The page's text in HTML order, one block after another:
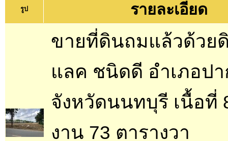
รูป รายละเอียด
ขายที่ดินถมแล้วด้วย
แลค ชนิดดี อำเภอปา
จังหวัดนนทบุรี เนื้อที่
งาน 73 ตารางวา